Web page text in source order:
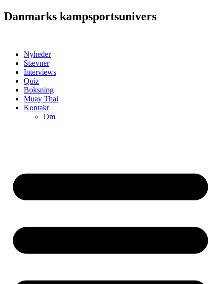
Videre
til
Danmarks kampsportsunivers
Nyheder
Stævner
Interviews
Quiz
Boksning
Muay Thai
Kontakt
Om